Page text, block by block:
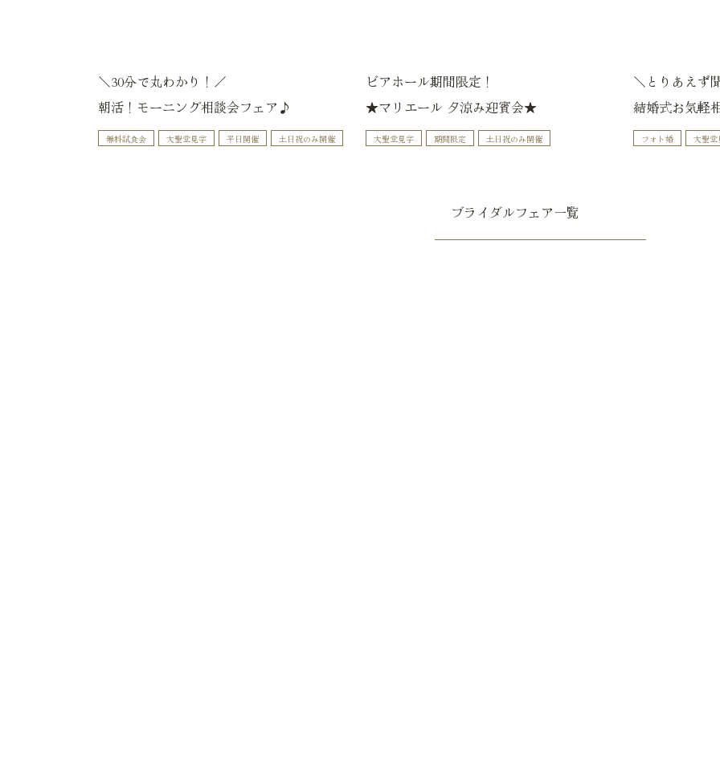
＼30分で丸わかり！／
朝活！モーニング相談会フェア♪
無料試食会 大聖堂見学 平日開催 土日祝のみ開催
ビアホール期間限定！
★マリエール 夕涼み迎賓会★
大聖堂見学 期間限定 土日祝のみ開催
＼とりあえず
結婚式お気軽
フォト婚 大聖堂
ブライダルフェア一覧